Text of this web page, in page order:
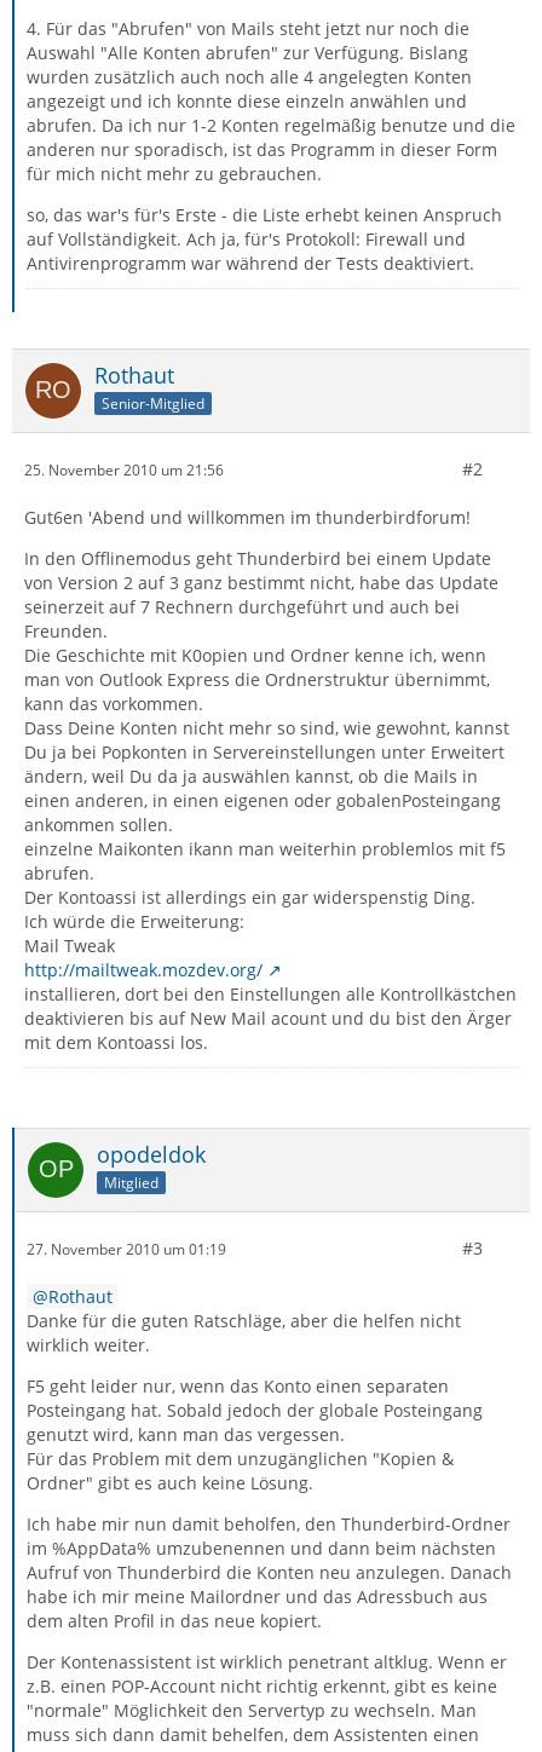
4. Für das "Abrufen" von Mails steht jetzt nur noch die
Auswahl "Alle Konten abrufen" zur Verfügung. Bislang
wurden zusätzlich auch noch alle 4 angelegten Konten
angezeigt und ich konnte diese einzeln anwählen und
abrufen. Da ich nur 1-2 Konten regelmäßig benutze und die
anderen nur sporadisch, ist das Programm in dieser Form
für mich nicht mehr zu gebrauchen.
so, das war's für's Erste - die Liste erhebt keinen Anspruch
auf Vollständigkeit. Ach ja, für's Protokoll: Firewall und
Antivirenprogramm war während der Tests deaktiviert.
Rothaut
Senior-Mitglied
25. November 2010 um 21:56 #2
Gut6en 'Abend und willkommen im thunderbirdforum!
In den Offlinemodus geht Thunderbird bei einem Update
von Version 2 auf 3 ganz bestimmt nicht, habe das Update
seinerzeit auf 7 Rechnern durchgeführt und auch bei
Freunden.
Die Geschichte mit K0opien und Ordner kenne ich, wenn
man von Outlook Express die Ordnerstruktur übernimmt,
kann das vorkommen.
Dass Deine Konten nicht mehr so sind, wie gewohnt, kannst
Du ja bei Popkonten in Servereinstellungen unter Erweitert
ändern, weil Du da ja auswählen kannst, ob die Mails in
einen anderen, in einen eigenen oder gobalenPosteingang
ankommen sollen.
einzelne Maikonten ikann man weiterhin problemlos mit f5
abrufen.
Der Kontoassi ist allerdings ein gar widerspenstig Ding.
Ich würde die Erweiterung:
Mail Tweak
http://mailtweak.mozdev.org/
installieren, dort bei den Einstellungen alle Kontrollkästchen
deaktivieren bis auf New Mail acount und du bist den Ärger
mit dem Kontoassi los.
opodeldok
Mitglied
27. November 2010 um 01:19 #3
Rothaut
Danke für die guten Ratschläge, aber die helfen nicht
wirklich weiter.
F5 geht leider nur, wenn das Konto einen separaten
Posteingang hat. Sobald jedoch der globale Posteingang
genutzt wird, kann man das vergessen.
Für das Problem mit dem unzugänglichen "Kopien &
Ordner" gibt es auch keine Lösung.
Ich habe mir nun damit beholfen, den Thunderbird-Ordner
im %AppData% umzubenennen und dann beim nächsten
Aufruf von Thunderbird die Konten neu anzulegen. Danach
habe ich mir meine Mailordner und das Adressbuch aus
dem alten Profil in das neue kopiert.
Der Kontenassistent ist wirklich penetrant altklug. Wenn er
z.B. einen POP-Account nicht richtig erkennt, gibt es keine
"normale" Möglichkeit den Servertyp zu wechseln. Man
muss sich dann damit behelfen, dem Assistenten einen